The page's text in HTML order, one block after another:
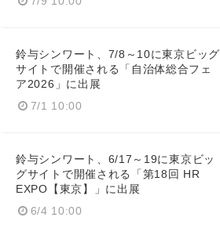
鈴与シンワート、7/8～10に東京ビッグ
サイトで開催される「自治体総合フェ
ア2026」に出展
7/1 10:00
鈴与シンワート、6/17～19に東京ビッ
グサイトで開催される「第18回 HR
EXPO【東京】」に出展
6/4 10:00